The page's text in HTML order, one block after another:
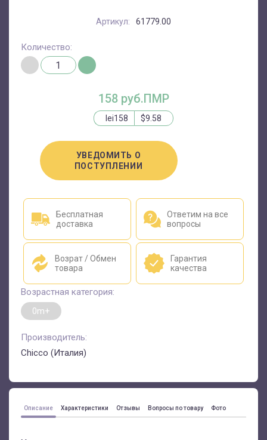
Артикул: 61779.00
158 руб.ПМР
lei158 $9.58
УВЕДОМИТЬ О
ПОСТУПЛЕНИИ
Количество:
Бесплатная
доставка
Ответим на все
вопросы
Возрат / Обмен
товара
Гарантия
качества
Возрастная категория:
0m+
Производитель:
Chicco (Италия)
Описание Характеристики Отзывы Вопросы по товару Фото